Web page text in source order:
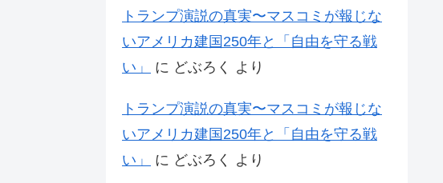
トランプ演説の真実〜マスコミが報じな
いアメリカ建国250年と「自由を守る戦
い」
に どぶろく より
トランプ演説の真実〜マスコミが報じな
いアメリカ建国250年と「自由を守る戦
い」
に どぶろく より